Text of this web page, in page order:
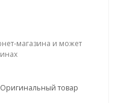
магазина и может
Оригинальный товар